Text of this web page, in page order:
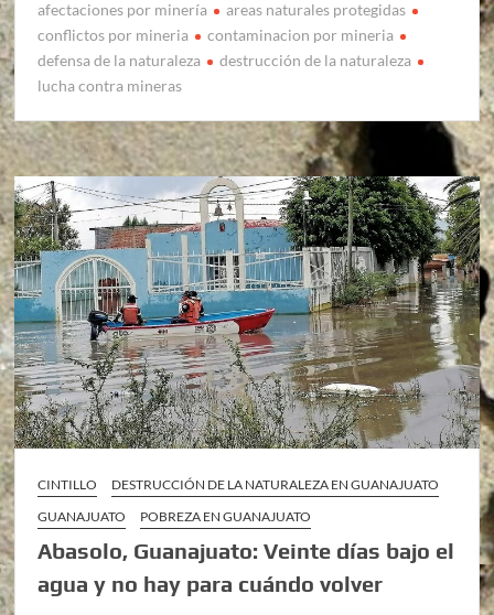
afectaciones por minería
areas naturales protegidas
conflictos por mineria
contaminacion por mineria
defensa de la naturaleza
destrucción de la naturaleza
lucha contra mineras
CINTILLO
DESTRUCCIÓN DE LA NATURALEZA EN GUANAJUATO
GUANAJUATO
POBREZA EN GUANAJUATO
Abasolo, Guanajuato: Veinte días bajo el
agua y no hay para cuándo volver